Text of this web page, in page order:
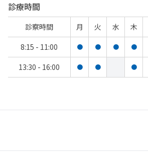
診療時間
診察時間 月 火 水 木
8:15 - 11:00
● ● ● ●
13:30 - 16:00 ● ● ●